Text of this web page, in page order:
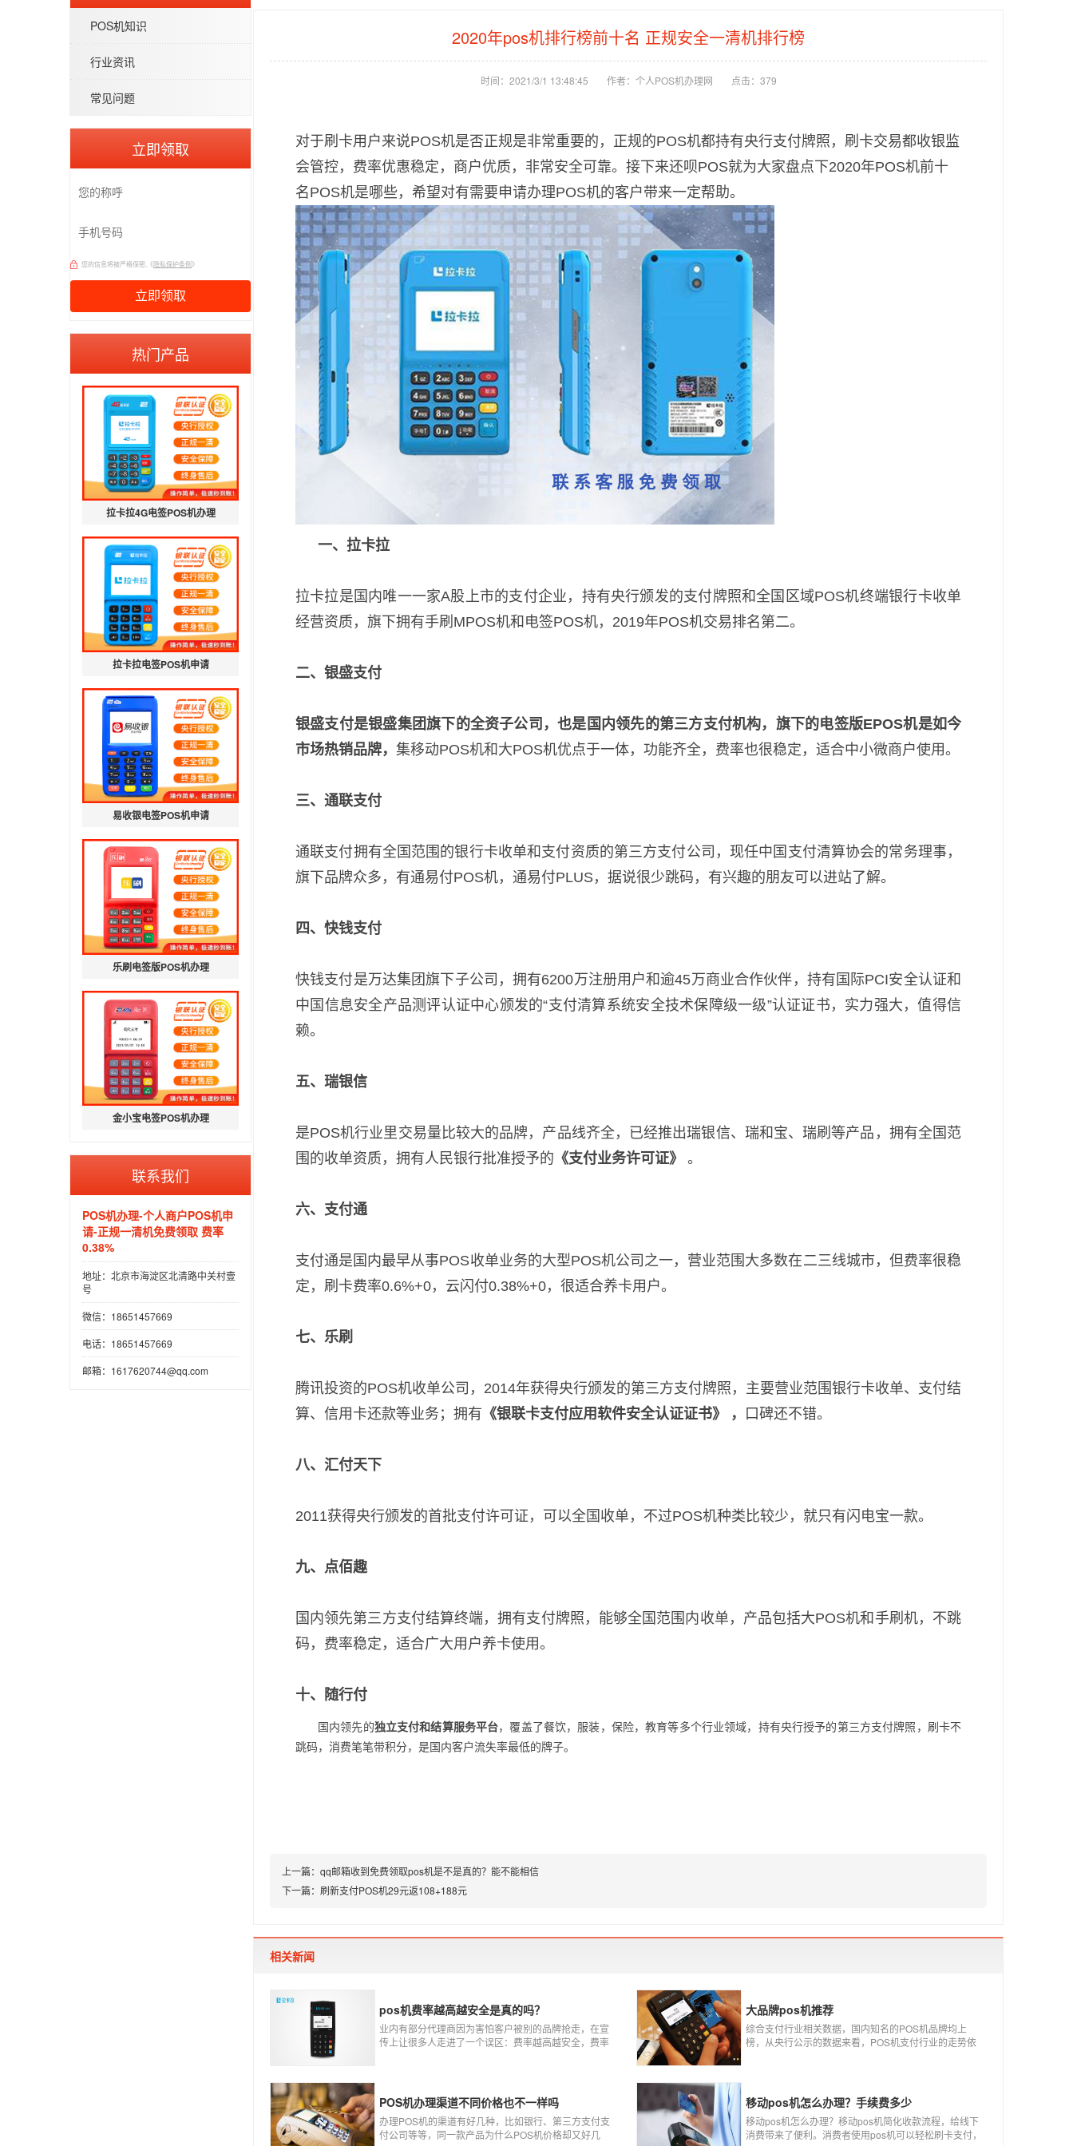
POS机知识
行业资讯
常见问题
立即领取
您的信息将被严格保密,《隐私保护条例》
热门产品
拉卡拉4G电签POS机办理
拉卡拉电签POS机申请
易收银电签POS机申请
乐刷电签版POS机办理
金小宝电签POS机办理
联系我们
POS机办理-个人商户POS机申
请-正规一清机免费领取 费率
0.38%
地址：北京市海淀区北清路中关村壹
号
微信：18651457669
电话：18651457669
邮箱：1617620744@qq.com
2020年pos机排行榜前十名 正规安全一清机排行榜
时间：2021/3/1 13:48:45 作者：个人POS机办理网 点击： 379
对于刷卡用户来说POS机是否正规是非常重要的，正规的POS机都持有央行支付牌照，刷卡交易都收银监
会管控，费率优惠稳定，商户优质，非常安全可靠。接下来还呗POS就为大家盘点下2020年POS机前十
名POS机是哪些，希望对有需要申请办理POS机的客户带来一定帮助。
一、拉卡拉
拉卡拉是国内唯一一家A股上市的支付企业，持有央行颁发的支付牌照和全国区域POS机终端银行卡收单
经营资质，旗下拥有手刷MPOS机和电签POS机，2019年POS机交易排名第二。
二、银盛支付
银盛支付是银盛集团旗下的全资子公司，也是国内领先的第三方支付机构，旗下的电签版EPOS机是如今
市场热销品牌， 集移动POS机和大POS机优点于一体，功能齐全，费率也很稳定，适合中小微商户使用。
三、通联支付
通联支付拥有全国范围的银行卡收单和支付资质的第三方支付公司，现任中国支付清算协会的常务理事，
旗下品牌众多，有通易付POS机，通易付PLUS，据说很少跳码，有兴趣的朋友可以进站了解。
四、快钱支付
快钱支付是万达集团旗下子公司，拥有6200万注册用户和逾45万商业合作伙伴，持有国际PCI安全认证和
中国信息安全产品测评认证中心颁发的“支付清算系统安全技术保障级一级”认证证书，实力强大，值得信
赖。
五、瑞银信
是POS机行业里交易量比较大的品牌，产品线齐全，已经推出瑞银信、瑞和宝、瑞刷等产品，拥有全国范
围的收单资质，拥有人民银行批准授予的 《支付业务许可证》 。
六、支付通
支付通是国内最早从事POS收单业务的大型POS机公司之一，营业范围大多数在二三线城市，但费率很稳
定，刷卡费率0.6%+0，云闪付0.38%+0，很适合养卡用户。
七、乐刷
腾讯投资的POS机收单公司，2014年获得央行颁发的第三方支付牌照，主要营业范围银行卡收单、支付结
算、信用卡还款等业务；拥有 《银联卡支付应用软件安全认证证书》 ， 口碑还不错。
八、汇付天下
2011获得央行颁发的首批支付许可证，可以全国收单，不过POS机种类比较少，就只有闪电宝一款。
九、点佰趣
国内领先第三方支付结算终端，拥有支付牌照，能够全国范围内收单，产品包括大POS机和手刷机，不跳
码，费率稳定，适合广大用户养卡使用。
十、随行付
国内领先的独立支付和结算服务平台，覆盖了餐饮，服装，保险，教育等多个行业领域，持有央行授予的第三方支付牌照，刷卡不
跳码，消费笔笔带积分，是国内客户流失率最低的牌子。
上一篇： qq邮箱收到免费领取pos机是不是真的？能不能相信
下一篇： 刷新支付POS机29元返108+188元
相关新闻
pos机费率越高越安全是真的吗？
业内有部分代理商因为害怕客户被别的品牌抢走，在宣
传上让很多人走进了一个误区：费率越高越安全，费率
大品牌pos机推荐
综合支付行业相关数据，国内知名的POS机品牌均上
榜，从央行公示的数据来看，POS机支付行业的走势依
POS机的时候，一定认证正规一清机。
POS机办理渠道不同价格也不一样吗
办理POS机的渠道有好几种，比如银行、第三方支付支
付公司等等，同一款产品为什么POS机价格却又好几
移动pos机怎么办理？手续费多少
移动pos机怎么办理？移动pos机简化收款流程，给线下
消费带来了便利。消费者使用pos机可以轻松刷卡支付，